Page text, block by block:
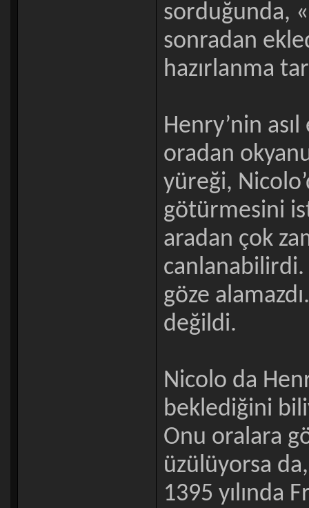
sorduğunda,
sonradan
hazırlanma
Henry’nin
oradan
yüreği,
götürmesini
aradan çok
canlanabilirdi.
göze
değildi.
Nicolo da
beklediğini
Onu oralara
üzülüyorsa
1395 yılında